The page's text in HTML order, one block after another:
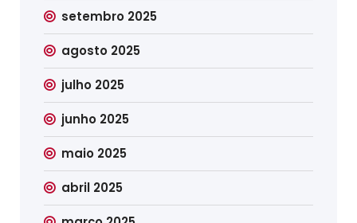
setembro 2025
agosto 2025
julho 2025
junho 2025
maio 2025
abril 2025